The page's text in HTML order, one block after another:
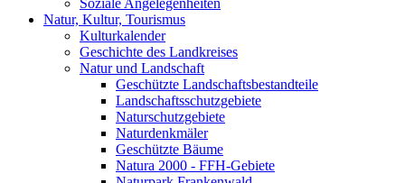
Soziale Angelegenheiten
Natur, Kultur, Tourismus
Kulturkalender
Geschichte des Landkreises
Natur und Landschaft
Geschützte Landschaftsbestandteile
Landschaftsschutzgebiete
Naturschutzgebiete
Naturdenkmäler
Geschützte Bäume
Natura 2000 - FFH-Gebiete